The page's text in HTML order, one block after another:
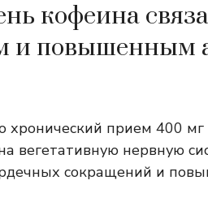
кофеина
и повышенным
хронический прием 400
вегетативную нервную
сокращений и